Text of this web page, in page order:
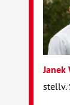
stellv.